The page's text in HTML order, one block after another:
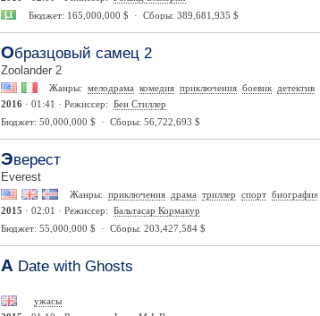
Бюджет: 165,000,000 $ · Сборы: 389,681,935 $
Образцовый самец 2
Zoolander 2
Жанры: мелодрама комедия приключения боевик детектив
2016 · 01:41 · Режиссер: Бен Стиллер
Бюджет: 50,000,000 $ · Сборы: 56,722,693 $
Эверест
Everest
Жанры: приключения драма триллер спорт биография
2015 · 02:01 · Режиссер: Бальтасар Кормакур
Бюджет: 55,000,000 $ · Сборы: 203,427,584 $
A Date with Ghosts
ужасы